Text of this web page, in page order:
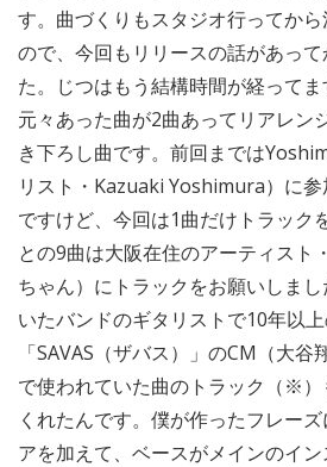
す。曲づくりもスタジオ行ってか
ので、今回もリリースの話があっ
た。じつはもう結構時間が経って
元々あった曲が2曲あってリアレン
き下ろし曲です。前回までは
リスト・Kazuaki Yoshimura）に
ですけど、今回は1曲だけトラック
との9曲は大阪在住のアーティスト
ちゃん）にトラックをお願いしま
いたバンドのギタリストで10年以上
「SAVAS（ザバス）」のCM（大谷
で使われていた曲のトラック（※）
くれたんです。僕が作ったフレー
アを加えて、ベースがメインのイ